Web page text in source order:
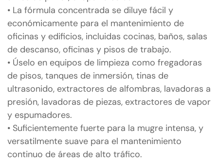
• La fórmula concentrada se diluye fácil y
económicamente para el mantenimiento de
oficinas y edificios, incluidas cocinas, baños, salas
de descanso, oficinas y pisos de trabajo.
• Úselo en equipos de limpieza como fregadoras
de pisos, tanques de inmersión, tinas de
ultrasonido, extractores de alfombras, lavadoras a
presión, lavadoras de piezas, extractores de vapor
y espumadores.
• Suficientemente fuerte para la mugre intensa, y
versatilmente suave para el mantenimiento
continuo de áreas de alto tráfico.